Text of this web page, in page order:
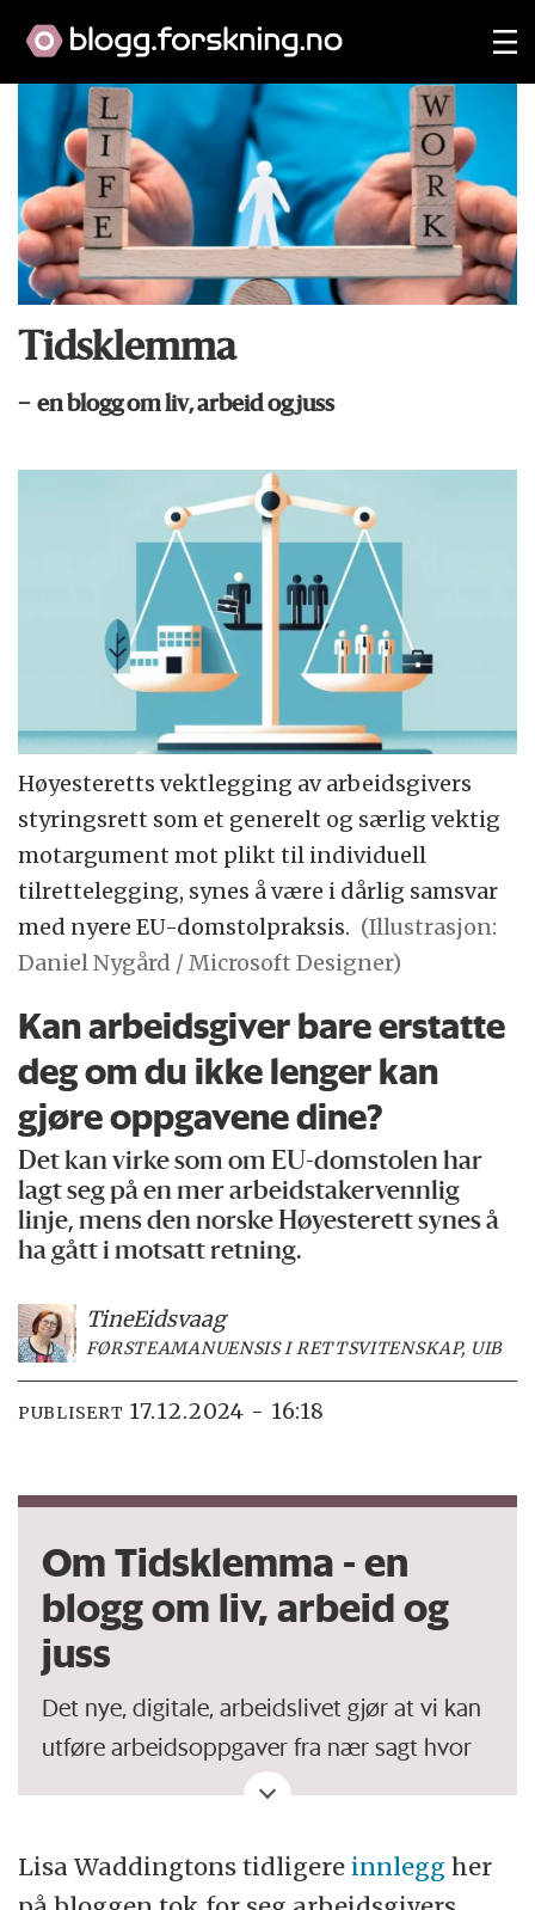
Tidsklemma
– en blogg om liv, arbeid og juss
Høyesteretts vektlegging av arbeidsgivers
styringsrett som et generelt og særlig vektig
motargument mot plikt til individuell
tilrettelegging, synes å være i dårlig samsvar
med nyere EU-domstolpraksis. (Illustrasjon:
Daniel Nygård / Microsoft Designer)
Kan arbeidsgiver bare erstatte
deg om du ikke lenger kan
gjøre oppgavene dine?
Det kan virke som om EU-domstolen har
lagt seg på en mer arbeidstakervennlig
linje, mens den norske Høyesterett synes å
ha gått i motsatt retning.
TineEidsvaag
FØRSTEAMANUENSIS I RETTSVITENSKAP, UIB
PUBLISERT 17.12.2024 - 16:18
Om Tidsklemma - en
blogg om liv, arbeid og
juss
Det nye, digitale, arbeidslivet gjør at vi kan
utføre arbeidsoppgaver fra nær sagt hvor
som helst, når som helst. Men hva
arbeidslivet – og hvilke konsekvenser har
Lisa Waddingtons tidligere innlegg her